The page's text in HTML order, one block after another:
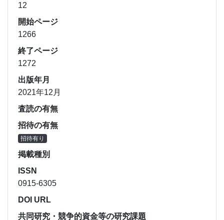
12
開始ページ
1266
終了ページ
1272
出版年月
2021年12月
査読の有無
招待の有無
招待有り
掲載種別
ISSN
0915-6305
DOI URL
共同研究・競争的資金等の研究課題